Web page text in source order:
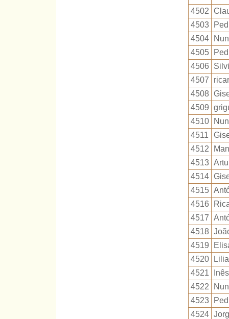
4502
4503
4504
4505
4506
4507
4508
4509
4510
4511
4512
4513
4514
4515
4516
4517
4518
4519
4520
4521
4522
4523
4524